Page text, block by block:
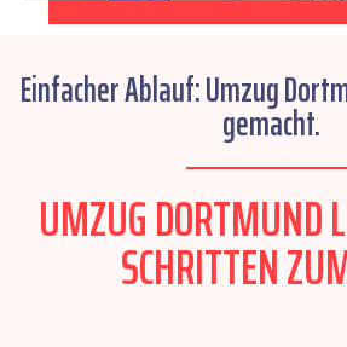
Einfacher Ablauf: Umzug
gemacht.
UMZUG DORTMUND
SCHRITTEN